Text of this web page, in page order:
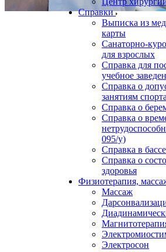
Справки
Выписка из
карты
Санаторно-
для взрослых
Справка для
учебное
Справка о
занятиям спорта
Справка о
Справка о
095/у)
Справка в
Справка о
здоровья
Физиотерапия,
Массаж
Электросон